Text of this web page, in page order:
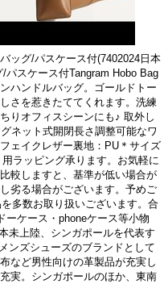
ッグ/パスケース付(7402024日本
スケース付Tangram Hobo Bag
ハンドルバッグ。ゴールドトー
さを惹きたててくれます。洗練
りオフィスシーンにも♪ 取外し
ネット式開閉長さ調整可能なワ
ェイクレザー裏地：PU＊サイズ
ラッピング承ります。お気軽に
較しますと、基準が低い場合が
劣る場合がございます。予めご
多数お取り扱いございます。合
ーケース・phoneケース等小物
未上陸、シンガポールを代表す
ンズシューズのブランドとして
など男性向けの革製品が充実し
実。シンガポールのほか、東南